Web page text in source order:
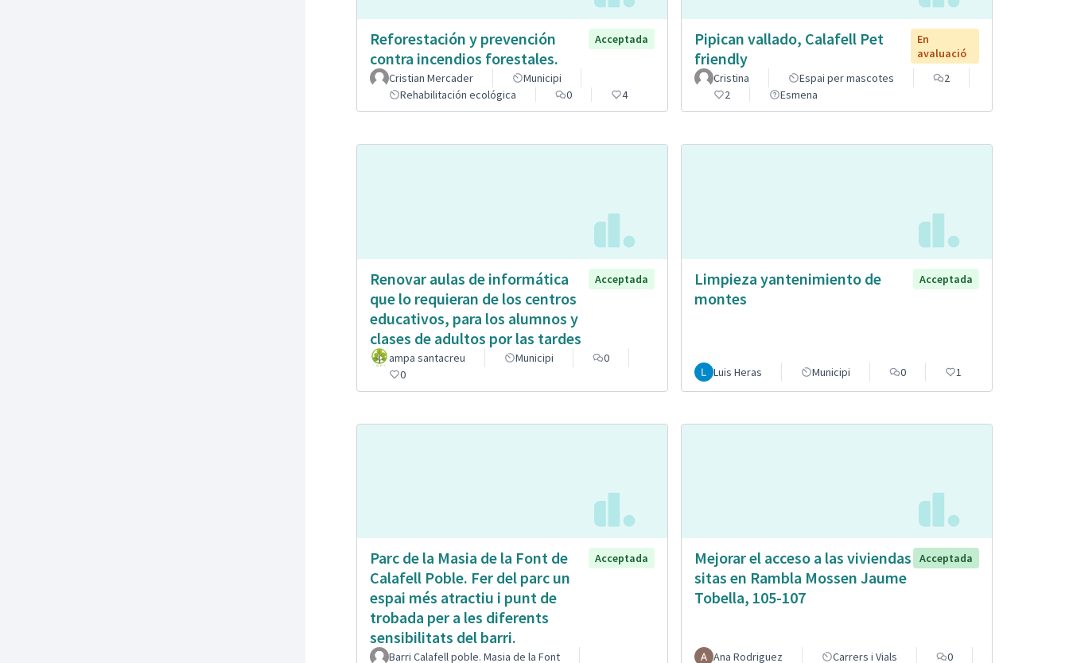
Reforestación y prevención
contra incendios forestales.
Acceptada
Cristian Mercader
Municipi
Rehabilitación ecológica
0 4
Pipican vallado, Calafell Pet
friendly
En
avaluació
Cristina
Espai per mascotes
2
2
Esmena
Renovar aulas de informática
que lo requieran de los centros
educativos, para los alumnos y
clases de adultos por las tardes
Acceptada
ampa santacreu Municipi
0
0
Limpieza yantenimiento de
montes
Acceptada
Luis Heras Municipi 0 1
Parc de la Masia de la Font de
Calafell Poble. Fer del parc un
espai més atractiu i punt de
trobada per a les diferents
sensibilitats del barri.
Acceptada
Barri Calafell poble. Masia de la Font
Mejorar el acceso a las viviendas
sitas en Rambla Mossen Jaume
Tobella, 105-107
Acceptada
Ana Rodriguez Carrers i Vials 0